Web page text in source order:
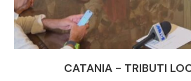
CATANIA - TRIBUTI